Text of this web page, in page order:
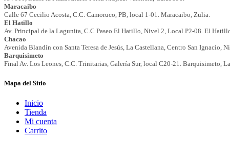
Mapa del Sitio
Inicio
Tienda
Mi cuenta
Carrito